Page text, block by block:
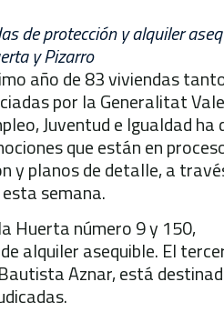
de protección y alquiler
y Pizarro
año de 83 viviendas
por la Generalitat
Juventud e Igualdad ha
que están en
y planos de detalle, a
semana.
Huerta número 9 y 150,
alquiler asequible. El
Aznar, está